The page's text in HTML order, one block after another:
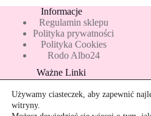
Informacje
Regulamin sklepu
Polityka prywatności
Polityka Cookies
Rodo Albo24
Ważne Linki
Blog
Nowości
Używamy ciasteczek, aby zapewnić
witryny.